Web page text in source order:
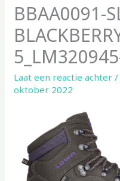
BBAA0091-
Laat een reactie achter /
oktober 2022